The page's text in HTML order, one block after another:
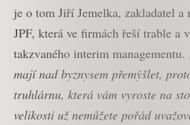
je o tom Jiří Jemelka, zakladatel a
JPF, která ve firmách řeší trable a
takzvaného interim managementu.
mají nad byznysem přemýšlet,
truhlárnu, která vám vyroste na
velikosti už nemůžete pořád